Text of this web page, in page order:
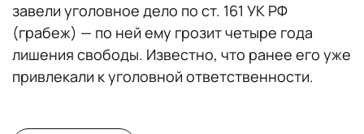
завели уголовное дело по ст. 161 УК РФ
(грабеж) — по ней ему грозит четыре года
лишения свободы. Известно, что ранее его уже
привлекали к уголовной ответственности.